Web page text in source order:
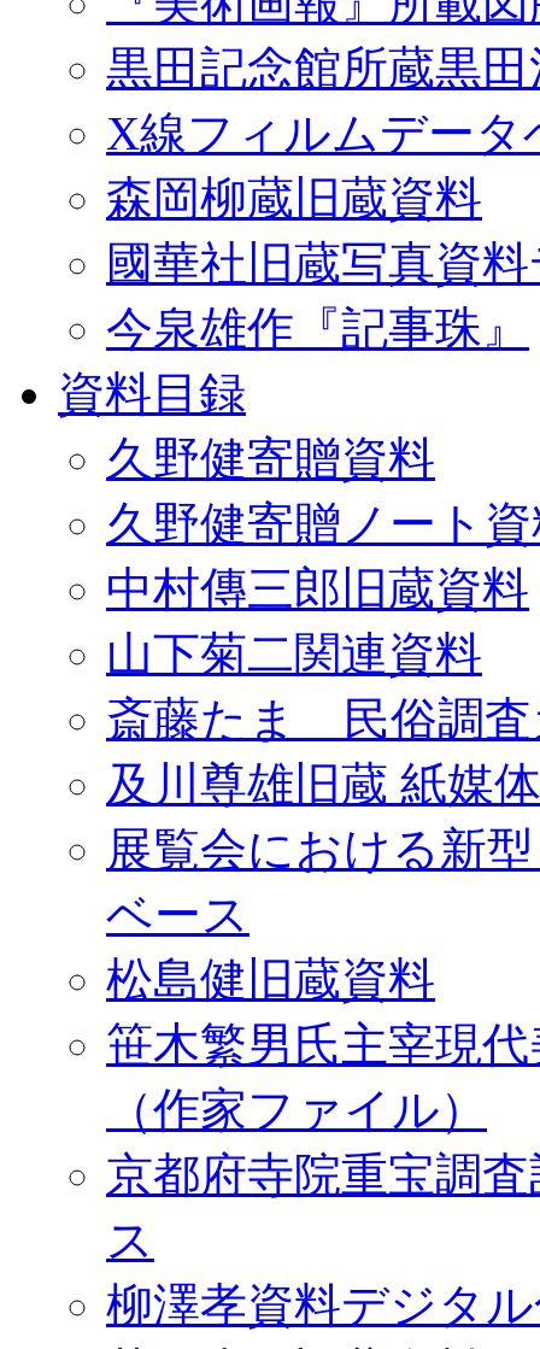
黒田記念館所蔵黒
X線フィルムデータ
森岡柳蔵旧蔵資料
國華社旧蔵写真資
今泉雄作『記事珠』
資料目録
久野健寄贈資料
久野健寄贈ノート
中村傳三郎旧蔵資料
山下菊二関連資料
斎藤たま 民俗調査
及川尊雄旧蔵 紙媒
展覧会における新
ベース
松島健旧蔵資料
笹木繁男氏主宰現
（作家ファイル）
京都府寺院重宝調
ス
柳澤孝資料デジタ